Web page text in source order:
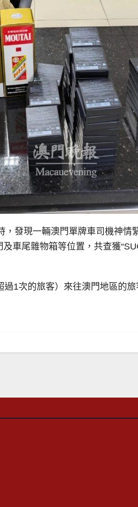
發現一輛澳門單牌車司機神
車尾雜物箱等位置，共查獲
1次的旅客）來往澳門地區的